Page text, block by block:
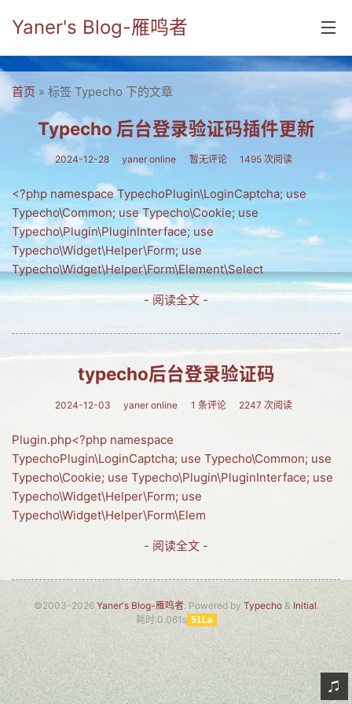
Yaner's Blog-雁鸣者
首页
分类
yaner online
流年
五笔难啊
流行.时代.天下
网络新事物
网友情怀
链接
Nav
归档
留言
首页 » 标签 Typecho 下的文章
Typecho 后台登录验证码插件更新
2024-12-28 yaner online 暂无评论 1495 次阅读
<?php namespace TypechoPlugin\LoginCaptcha; use
Typecho\Common; use Typecho\Cookie; use
Typecho\Plugin\PluginInterface; use
Typecho\Widget\Helper\Form; use
Typecho\Widget\Helper\Form\Element\Select
- 阅读全文 -
typecho后台登录验证码
2024-12-03 yaner online 1 条评论 2247 次阅读
Plugin.php<?php namespace
TypechoPlugin\LoginCaptcha; use Typecho\Common; use
Typecho\Cookie; use Typecho\Plugin\PluginInterface; use
Typecho\Widget\Helper\Form; use
Typecho\Widget\Helper\Form\Elem
- 阅读全文 -
©2003-2026 Yaner's Blog-雁鸣者. Powered by Typecho& Initial.
耗时:0.061s 51La